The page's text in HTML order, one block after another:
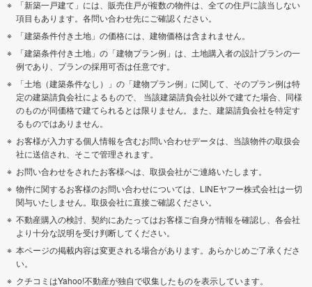
「新築一戸建て」には、販売住戸が複数の物件は、全ての住戸に該当しない
項目もあります。各問い合わせ先にご確認ください。
「建築条件付き土地」の価格には、建物価格は含まれません。
「建築条件付き土地」の「建物プラン例」は、土地購入者の設計プランの一
例であり、プランの採用可否は任意です。
「土地（建築条件なし）」の「建物プラン例」に関して、そのプラン例は特
定の建築請負会社によるもので、 当該建築請負会社以外で建てた場合、同様
のものが同価格で建てられるとは限りません。また、建築請負会社を特定す
るものではありません。
お客様が入力する個人情報を含むお問い合わせデータは、当該物件の取扱会
社に送信され、そこで管理されます。
お問い合わせをされたお客様へは、取扱会社がご連絡いたします。
物件に関するお客様のお問い合わせについては、LINEヤフー株式会社は一切
関与いたしません。取扱会社に直接ご確認ください。
不動産購入の検討、契約にあたってはお客様ご自身が情報を確認し、各会社
より十分な説明を受け判断してください。
本ページの掲載内容は変更される場合があります。あらかじめご了承くださ
い。
クチコミはYahoo!不動産が独自で収集したものを表示しています。